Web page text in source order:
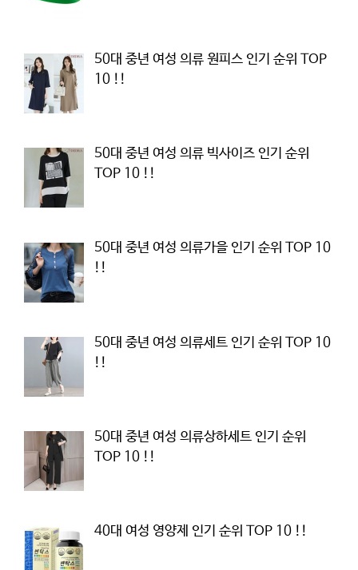
50대 중년 여성 의류 원피스 인기 순위 TOP
10 !!
50대 중년 여성 의류 빅사이즈 인기 순위
TOP 10 !!
50대 중년 여성 의류가을 인기 순위 TOP 10
!!
50대 중년 여성 의류세트 인기 순위 TOP 10
!!
50대 중년 여성 의류상하세트 인기 순위
TOP 10 !!
40대 여성 영양제 인기 순위 TOP 10 !!